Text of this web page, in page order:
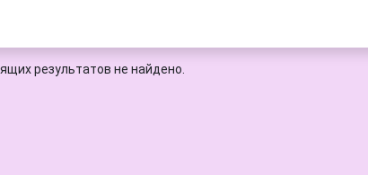
результатов не найдено.